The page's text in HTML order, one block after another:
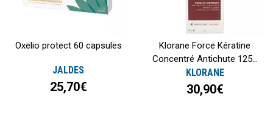
Oxelio protect 60 capsules
JALDES
25,70€
Klorane Force Kératine
Concentré Antichute 125...
KLORANE
30,90€